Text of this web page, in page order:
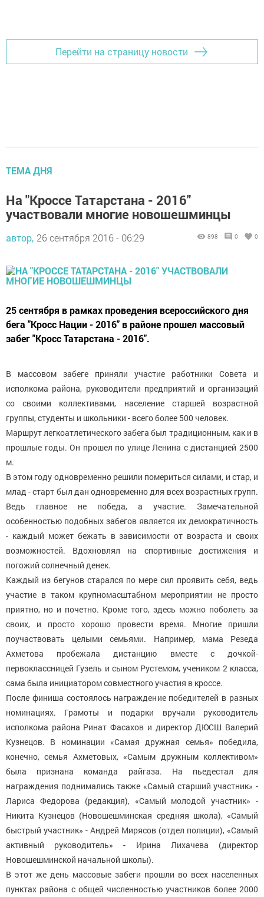
Перейти на страницу новости
ТЕМА ДНЯ
На "Кроссе Татарстана - 2016"
участвовали многие новошешминцы
автор, 26 сентября 2016 - 06:29 898 0 0
25 сентября в рамках проведения всероссийского дня
бега "Кросс Нации - 2016" в районе прошел массовый
забег "Кросс Татарстана - 2016".
В массовом забеге приняли участие работники Совета и
исполкома района, руководители предприятий и организаций
со своими коллективами, население старшей возрастной
группы, студенты и школьники - всего более 500 человек.
Маршрут легкоатлетического забега был традиционным, как и в
прошлые годы. Он прошел по улице Ленина с дистанцией 2500
м.
В этом году одновременно решили помериться силами, и стар, и
млад - старт был дан одновременно для всех возрастных групп.
Ведь главное не победа, а участие. Замечательной
особенностью подобных забегов является их демократичность
- каждый может бежать в зависимости от возраста и своих
возможностей. Вдохновлял на спортивные достижения и
погожий солнечный денек.
Каждый из бегунов старался по мере сил проявить себя, ведь
участие в таком крупномасштабном мероприятии не просто
приятно, но и почетно. Кроме того, здесь можно поболеть за
своих, и просто хорошо провести время. Многие пришли
поучаствовать целыми семьями. Например, мама Резеда
Ахметова пробежала дистанцию вместе с дочкой-
первоклассницей Гузель и сыном Рустемом, учеником 2 класса,
сама была инициатором совместного участия в кроссе.
После финиша состоялось награждение победителей в разных
номинациях. Грамоты и подарки вручали руководитель
исполкома района Ринат Фасахов и директор ДЮСШ Валерий
Кузнецов. В номинации «Самая дружная семья» победила,
конечно, семья Ахметовых, «Самым дружным коллективом»
была признана команда райгаза. На пьедестал для
награждения поднимались также «Самый старший участник» -
Лариса Федорова (редакция), «Самый молодой участник» -
Никита Кузнецов (Новошешминская средняя школа), «Самый
быстрый участник» - Андрей Мирясов (отдел полиции), «Самый
активный руководитель» - Ирина Лихачева (директор
Новошешминской начальной школы).
В этот же день массовые забеги прошли во всех населенных
пунктах района с общей численностью участников более 2000